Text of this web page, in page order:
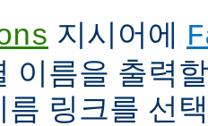
지시어에
이름을 출력
름 링크를 선